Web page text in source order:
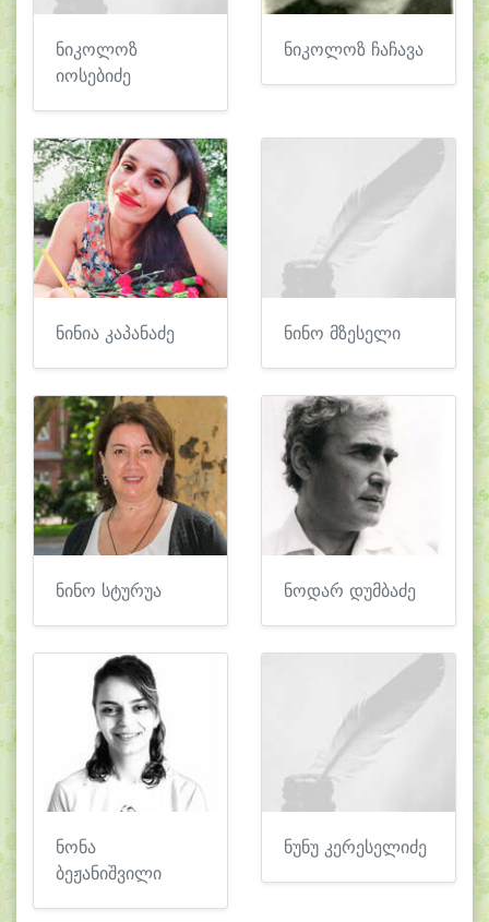
ნიკოლოზ
იოსებიძე
ნიკოლოზ ჩაჩავა
ნინია კაპანაძე ნინო მზესელი
ნინო სტურუა ნოდარ დუმბაძე
ნონა
ბეჟანიშვილი
ნუნუ კერესელიძე